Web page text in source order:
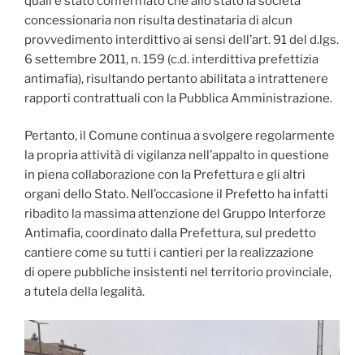
concessionaria non risulta destinataria di alcun
provvedimento interdittivo ai sensi dell’art. 91 del d.lgs.
6 settembre 2011, n. 159 (c.d. interdittiva prefettizia
antimafia), risultando pertanto abilitata a intrattenere
rapporti contrattuali con la Pubblica Amministrazione.
Pertanto, il Comune continua a svolgere regolarmente
la propria attività di vigilanza nell’appalto in questione
in piena collaborazione con la Prefettura e gli altri
organi dello Stato. Nell’occasione il Prefetto ha infatti
ribadito la massima attenzione del Gruppo Interforze
Antimafia, coordinato dalla Prefettura, sul predetto
cantiere come su tutti i cantieri per la realizzazione
di opere pubbliche insistenti nel territorio provinciale,
a tutela della legalità.